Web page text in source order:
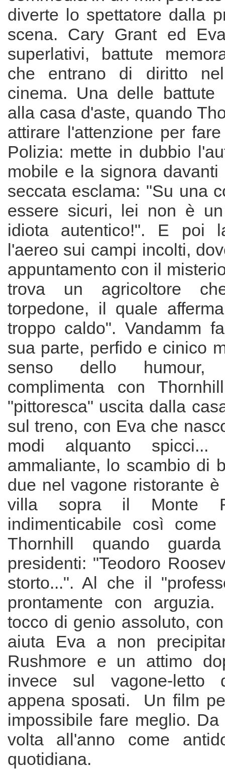
diverte lo spettatore dalla
scena. Cary Grant ed
superlativi, battute
che entrano di diritto
cinema. Una delle
alla casa d'aste, quando
attirare l'attenzione per
Polizia: mette in dubbio
mobile e la signora
seccata esclama: "Su una
essere sicuri, lei non è
idiota autentico!". E poi
l'aereo sui campi incolti,
appuntamento con il
trova un agricoltore
torpedone, il quale
troppo caldo". Vandamm
sua parte, perfido e cinico
senso dello
complimenta con
"pittoresca" uscita dalla
sul treno, con Eva che
modi alquanto spicci...
ammaliante, lo scambio di
due nel vagone ristorante
villa sopra il Monte
indimenticabile così
Thornhill quando
presidenti: "Teodoro
storto...". Al che il
prontamente con
tocco di genio assoluto,
aiuta Eva a non
Rushmore e un attimo
invece sul vagone-letto
appena sposati. Un film
impossibile fare meglio.
volta all'anno come
quotidiana.